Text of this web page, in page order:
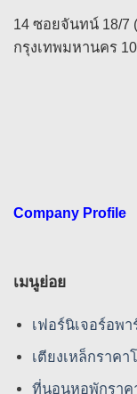
14 ซอยจันทน์ 18/7
กรุงเทพมหานคร
Company Profile
เมนูย่อย
เฟอร์นิเจอร์อพ
เตียงเหล็กราคา
ที่นอนหอพักราค